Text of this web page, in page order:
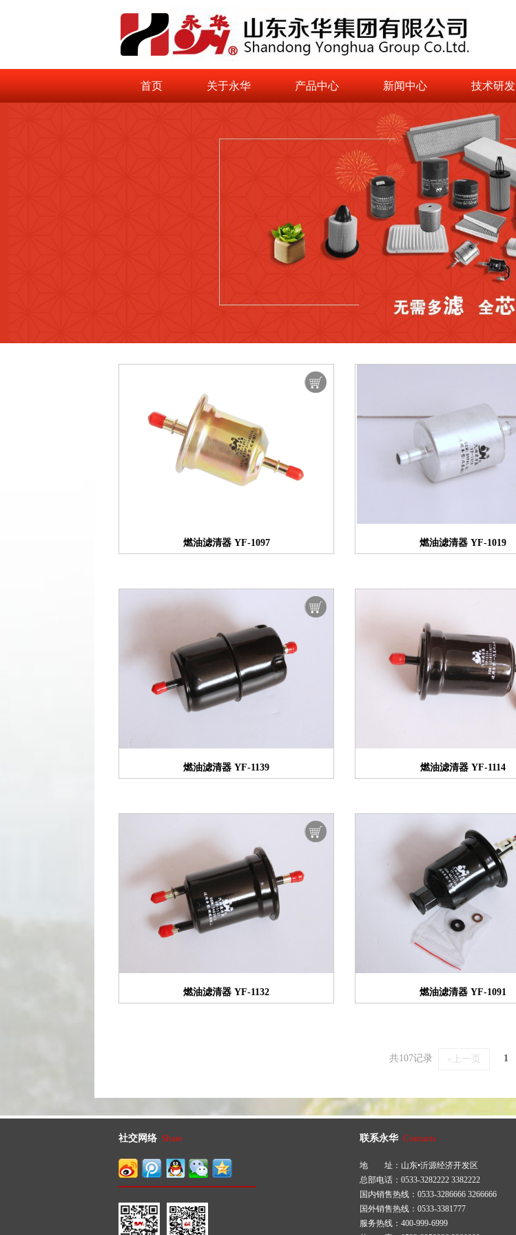
首页 关于永华 产品中心 新闻中心 技术研发
燃油滤清器 YF-1097 燃油滤清器 YF-1019
燃油滤清器 YF-1139 燃油滤清器 YF-1114
燃油滤清器 YF-1132 燃油滤清器 YF-1091
共107记录 «上一页 1
社交网络 Share 联系永华 Contacts
地 址：山东•沂源经济开发区
总部电话：0533-3282222 3382222
国内销售热线：0533-3286666 3266666
国外销售热线：0533-3381777
服务热线：400-999-6999